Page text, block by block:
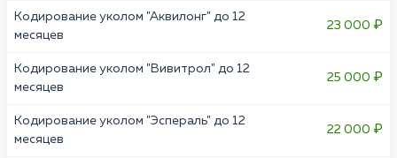
Кодирование уколом "Аквилонг" до 12
месяцев
23 000 ₽
Кодирование уколом "Вивитрол" до 12
месяцев
25 000 ₽
Кодирование уколом "Эспераль" до 12
месяцев
22 000 ₽